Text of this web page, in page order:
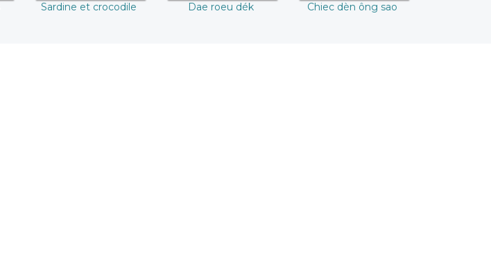
Sardine et crocodile Dae roeu dék Chiec dèn ông sao